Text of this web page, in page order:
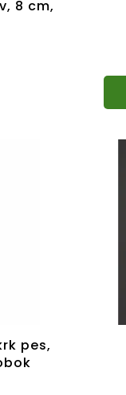
8 cm,
pes,